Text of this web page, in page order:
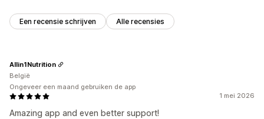
Een recensie schrijven Alle recensies
1 mei 2026
Amazing app and even better support!
Allin1Nutrition
België
Ongeveer een maand gebruiken de app